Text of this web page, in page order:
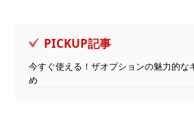
PICKUP記事
今すぐ使える！ザオプションの魅力的な
め